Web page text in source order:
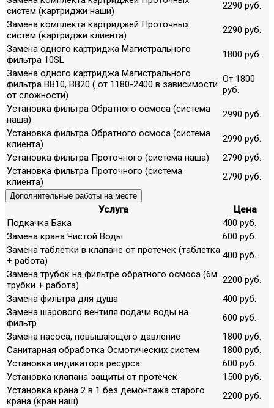
систем (картриджи наши)
2290 руб.
Замена комплекта картриджей Проточных
систем (картриджи клиента)
2290 руб.
Замена одного картриджа Магистрального
фильтра 10SL
1800 руб.
Замена одного картриджа Магистрального
фильтра ВВ10, ВВ20 ( от 1180-2400 в зависимости
от сложности)
От 1800
руб.
Установка фильтра Обратного осмоса (система
наша)
2990 руб.
Установка фильтра Обратного осмоса (система
клиента)
2990 руб.
Установка фильтра Проточного (система наша)
2790 руб.
Установка фильтра Проточного (система
клиента)
2790 руб.
Дополнительные работы на месте
Услуга
Цена
Подкачка Бака
400 руб.
Замена крана Чистой Воды
600 руб.
Замена таблетки в клапане от протечек (таблетка
+ работа)
400 руб.
Замена трубок на фильтре обратного осмоса (6м
трубки + работа)
2200 руб.
Замена фильтра для душа
400 руб.
Замена шарового вентиля подачи воды на
фильтр
600 руб.
Замена насоса, повышающего давление
1800 руб.
Санитарная обработка Осмотических систем
1800 руб.
Установка индикатора ресурса
600 руб.
Установка клапана защиты от протечек
1500 руб.
Установка крана 2 в 1 без демонтажа старого
крана (кран наш)
2200 руб.